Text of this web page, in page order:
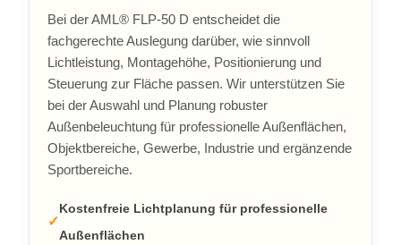
Bei der AML® FLP-50 D entscheidet die
fachgerechte Auslegung darüber, wie sinnvoll
Lichtleistung, Montagehöhe, Positionierung und
Steuerung zur Fläche passen. Wir unterstützen Sie
bei der Auswahl und Planung robuster
Außenbeleuchtung für professionelle Außenflächen,
Objektbereiche, Gewerbe, Industrie und ergänzende
Sportbereiche.
Kostenfreie Lichtplanung für professionelle
Außenflächen